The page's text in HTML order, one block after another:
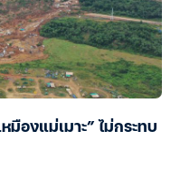
องแม่เมาะ” ไม่กระทบ